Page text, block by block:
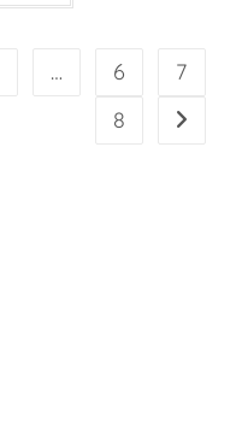
tiene
opciones
pueden
elegir
… 6
7
8